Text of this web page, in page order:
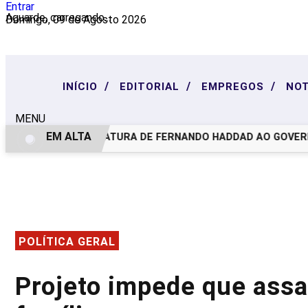
Aguarde, carregando...
Entrar
Domingo, 09 de Agosto 2026
INÍCIO / EDITORIAL / EMPREGOS /
MENU
LANÇA CANDIDATURA DE FERNANDO HADDAD AO GOVERNO
EM ALTA
POLÍTICA GERAL
Projeto impede que